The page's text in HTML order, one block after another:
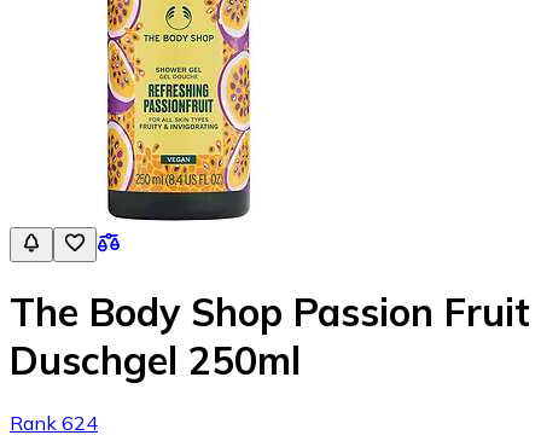
The Body Shop Passion Fruit
Duschgel 250ml
Rank 624